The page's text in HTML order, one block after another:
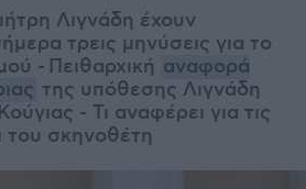
Λιγνάδη έχουν
τρεις μηνύσεις για το
- Πειθαρχική αναφορά
της υπόθεσης Λιγνάδη
- Τι αναφέρει για τις
του σκηνοθέτη